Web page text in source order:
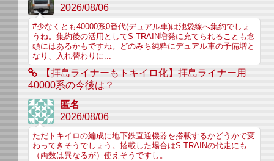
2026/08/06
#少なくとも40000系0番代(デュアル車)は池袋線へ集約でしょ
うね。集約後の活用としてS-TRAIN増発に充てられることも念
頭にはあるかもですね。どのみち純粋にデュアル車の予備増と
なり、入れ替わりに...
【拝島ライナーもトキイロ化】拝島ライナー用
40000系の今後は？
匿名
2026/08/06
ただトキイロの編成に地下鉄直通機器を搭載するかどうかで変
わってきそうでしょう。搭載した場合はS-TRAINの代走にも
（両数は異なるが）使えそうですし。